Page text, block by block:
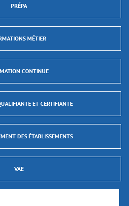
PRÉPA
MÉTIER
CONTINUE
ET CERTIFIANTE
DES ÉTABLISSEMENTS
VAE